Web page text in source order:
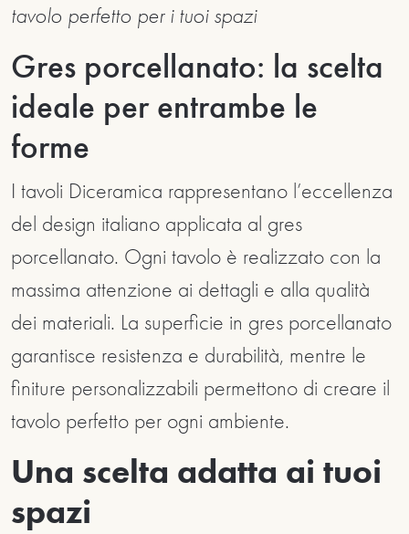
tavolo perfetto per i tuoi spazi
Gres porcellanato: la scelta
ideale per entrambe le
forme
I tavoli Diceramica rappresentano l’eccellenza
del design italiano applicata al gres
porcellanato. Ogni tavolo è realizzato con la
massima attenzione ai dettagli e alla qualità
dei materiali. La superficie in gres porcellanato
garantisce resistenza e durabilità, mentre le
finiture personalizzabili permettono di creare il
tavolo perfetto per ogni ambiente.
Una scelta adatta ai tuoi
spazi